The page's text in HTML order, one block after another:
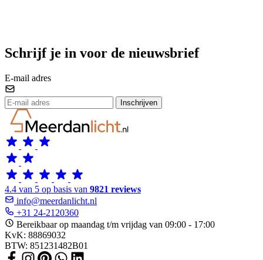
Schrijf je in voor de nieuwsbrief
E-mail adres
Inschrijven
4.4 van 5 op basis van 9821 reviews
info@meerdanlicht.nl
+31 24-2120360
Bereikbaar op maandag t/m vrijdag van 09:00 - 17:00
KvK: 88869032
BTW: 851231482B01